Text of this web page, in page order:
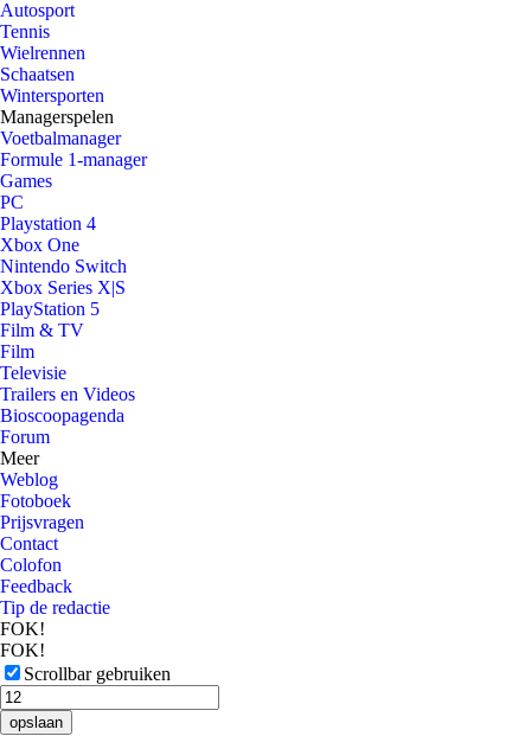
Autosport
Tennis
Wielrennen
Schaatsen
Wintersporten
Managerspelen
Voetbalmanager
Formule 1-manager
Games
PC
Playstation 4
Xbox One
Nintendo Switch
Xbox Series X|S
PlayStation 5
Film & TV
Film
Televisie
Trailers en Videos
Bioscoopagenda
Forum
Meer
Weblog
Fotoboek
Prijsvragen
Contact
Colofon
Feedback
Tip de redactie
FOK!
FOK!
Scrollbar gebruiken
opslaan